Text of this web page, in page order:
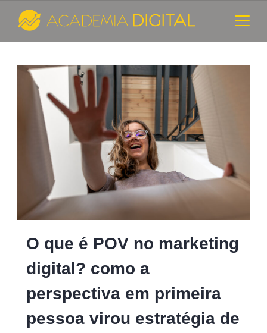
content
Consultoria
Marketing
Digital
-
Academia
Digital
Blog
O que é POV no marketing
digital? como a
perspectiva em primeira
pessoa virou estratégia de